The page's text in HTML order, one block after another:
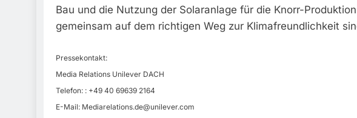
Bau und die Nutzung der Solaranlage für die Knorr-
gemeinsam auf dem richtigen Weg zur Klimafreundlichkeit
Pressekontakt:
Media Relations Unilever DACH
Telefon: : +49 40 69639 2164
E-Mail: Mediarelations.de@unilever.com